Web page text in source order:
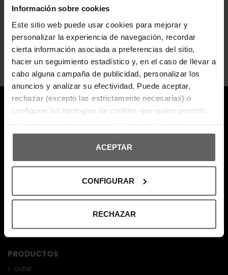
Información sobre cookies
Este sitio web puede usar cookies para mejorar y
personalizar la experiencia de navegación, recordar
cierta información asociada a preferencias del sitio,
hacer un seguimiento estadístico y, en el caso de llevar a
cabo alguna campaña de publicidad, personalizar los
anuncios y analizar su efectividad. Puede aceptar,
rechazar (excepto las estrictamente necesarias) o
configurar las tipologías de cookies que quiere permitir.
ACEPTAR
CONFIGURAR
RECHAZAR
Suscribte a nuestra newsletter y no te pierdas nada.
Suscribirse
Puede darse de baja en cualquier momento. Para ello, consulte nuestra información
de contacto en el aviso legal.
He leído y acepto los
términos y condiciones política de privacidad.
PRODUCTOS
Outlet
696 308 086